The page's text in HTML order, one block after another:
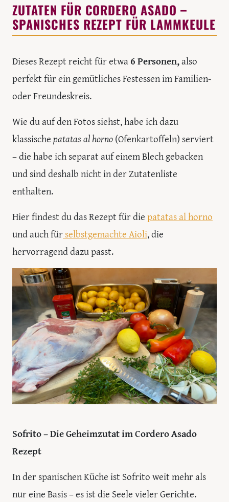
ZUTATEN FÜR CORDERO ASADO –
SPANISCHES REZEPT FÜR LAMMKEULE
Dieses Rezept reicht für etwa6 Personen,also
perfekt für ein gemütliches Festessen im Familien-
oder Freundeskreis.
Wie du auf den Fotos siehst, habe ich dazu
klassischepatatas al horno(Ofenkartoffeln) serviert
– die habe ich separat auf einem Blech gebacken
und sind deshalb nicht in der Zutatenliste
enthalten.
Hier findest du das Rezept für diepatatas al horno
und auch fürselbstgemachte Aioli, die
hervorragend dazu passt.
Sofrito – Die Geheimzutat im Cordero Asado
Rezept
In der spanischen Küche ist Sofrito weit mehr als
nur eine Basis – es ist die Seele vieler Gerichte.